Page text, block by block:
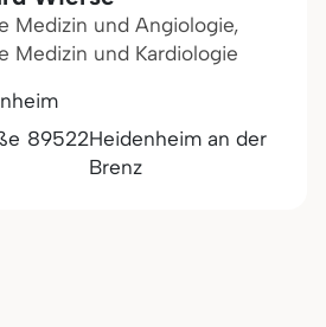
Medizin und Angiologie,
Medizin und Kardiologie
89522Heidenheim an der
Brenz